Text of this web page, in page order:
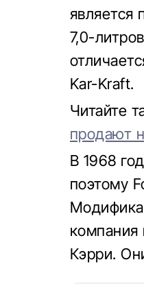
является
7,0-
Kar-Kraft.
Читайте
продают
В 1968
поэтому
компания
Кэрри.